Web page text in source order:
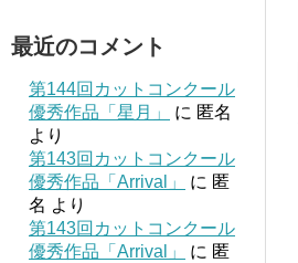
最近のコメント
第144回カットコンクール
優秀作品「星月」
に 匿名
より
第143回カットコンクール
優秀作品「Arrival」
に 匿
名 より
第143回カットコンクール
優秀作品「Arrival」
に 匿